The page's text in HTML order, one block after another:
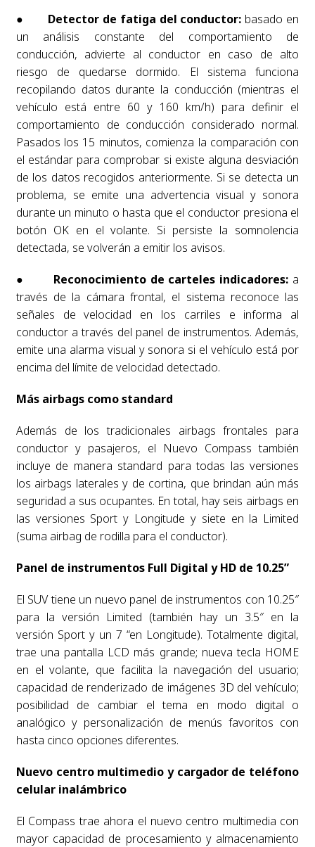
● Detector de fatiga del conductor: basado en
un análisis constante del comportamiento de
conducción, advierte al conductor en caso de alto
riesgo de quedarse dormido. El sistema funciona
recopilando datos durante la conducción (mientras el
vehículo está entre 60 y 160 km/h) para definir el
comportamiento de conducción considerado normal.
Pasados ​​los 15 minutos, comienza la comparación con
el estándar para comprobar si existe alguna desviación
de los datos recogidos anteriormente. Si se detecta un
problema, se emite una advertencia visual y sonora
durante un minuto o hasta que el conductor presiona el
botón OK en el volante. Si persiste la somnolencia
detectada, se volverán a emitir los avisos.
● Reconocimiento de carteles indicadores: a
través de la cámara frontal, el sistema reconoce las
señales de velocidad en los carriles e informa al
conductor a través del panel de instrumentos. Además,
emite una alarma visual y sonora si el vehículo está por
encima del límite de velocidad detectado.
Más airbags como standard
Además de los tradicionales airbags frontales para
conductor y pasajeros, el Nuevo Compass también
incluye de manera standard para todas las versiones
los airbags laterales y de cortina, que brindan aún más
seguridad a sus ocupantes. En total, hay seis airbags en
las versiones Sport y Longitude y siete en la Limited
(suma airbag de rodilla para el conductor).
Panel de instrumentos Full Digital y HD de 10.25”
El SUV tiene un nuevo panel de instrumentos con 10.25″
para la versión Limited (también hay un 3.5″ en la
versión Sport y un 7 “en Longitude). Totalmente digital,
trae una pantalla LCD más grande; nueva tecla HOME
en el volante, que facilita la navegación del usuario;
capacidad de renderizado de imágenes 3D del vehículo;
posibilidad de cambiar el tema en modo digital o
analógico y personalización de menús favoritos con
hasta cinco opciones diferentes.
Nuevo centro multimedio y cargador de teléfono
celular inalámbrico
El Compass trae ahora el nuevo centro multimedia con
mayor capacidad de procesamiento y almacenamiento